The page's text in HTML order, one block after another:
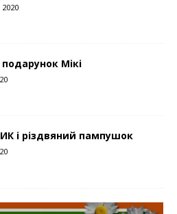
Мікі
і різдвяний пампушок